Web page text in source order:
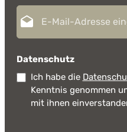
Datenschutz
Ich habe die
Kenntnis genommen
mit ihnen